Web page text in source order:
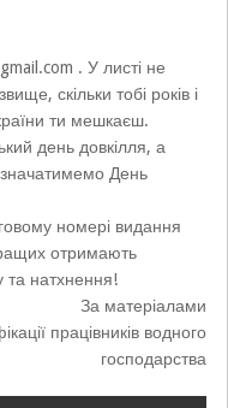
. У листі не
скільки тобі років і
ти мешкаєш.
день довкілля, а
День
номері видання
отримають
та натхнення!
За матеріалами
працівників водного
господарства